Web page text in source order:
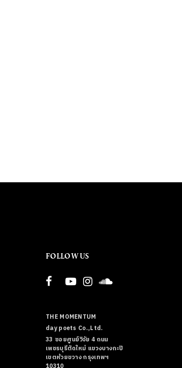
FOLLOW US
THE MOMENTUM
day poets Co.,Ltd.
33 ซอยศูนย์วิจัย 4 ถนน
เพชรบุรีตัดใหม่ แขวงบางกะปิ
เขตห้วยขวาง กรุงเทพฯ